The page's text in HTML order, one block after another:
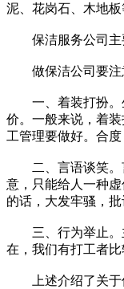
泥、花岗石、木地
保洁服务公司主
做保洁公司要注
一、着装打扮。生
价。一般来说，着
工管理要做好。合
二、言语谈笑。言
意，只能给人一种
的话，大发牢骚，
三、行为举止。主
在，我们有打工者
上述介绍了关于保